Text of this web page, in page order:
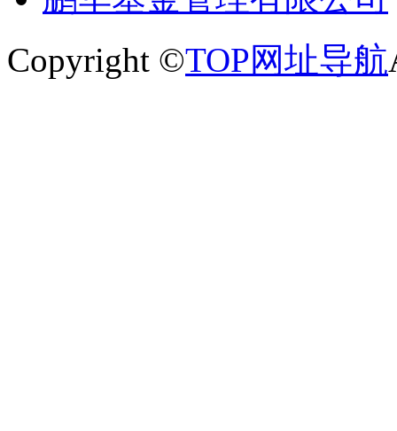
Copyright ©TOP网址导航